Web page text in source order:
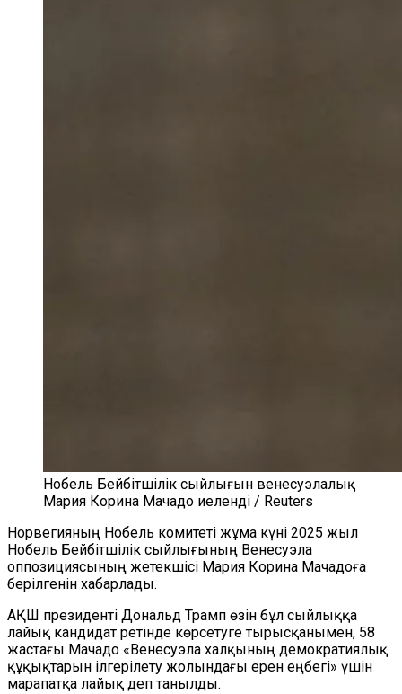
Нобель Бейбітшілік сыйлығын венесуэлалық
Мария Корина Мачадо иеленді / Reuters
Норвегияның Нобель комитеті жұма күні 2025 жыл
Нобель Бейбітшілік сыйлығының Венесуэла
оппозициясының жетекшісі Мария Корина Мачадоға
берілгенін хабарлады.
АҚШ президенті Дональд Трамп өзін бұл сыйлыққа
лайық кандидат ретінде көрсетуге тырысқанымен, 58
жастағы Мачадо «Венесуэла халқының демократиялық
құқықтарын ілгерілету жолындағы ерен еңбегі» үшін
марапатқа лайық деп танылды.